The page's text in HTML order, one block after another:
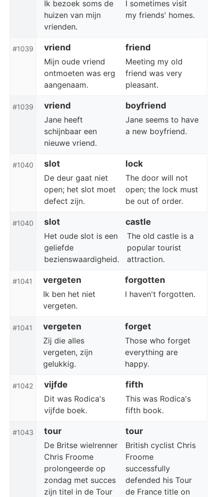
Ik bezoek soms de
huizen van mijn
vrienden.
I sometimes visit
my friends' homes.
#1039 vriend friend
Mijn oude vriend
ontmoeten was erg
aangenaam.
Meeting my old
friend was very
pleasant.
#1039 vriend boyfriend
Jane heeft
schijnbaar een
nieuwe vriend.
Jane seems to have
a new boyfriend.
#1040 slot lock
De deur gaat niet
open; het slot moet
defect zijn.
The door will not
open; the lock must
be out of order.
#1040 slot castle
Het oude slot is een
geliefde
bezienswaardigheid.
The old castle is a
popular tourist
attraction.
#1041 vergeten forgotten
Ik ben het niet
vergeten.
I haven't forgotten.
#1041 vergeten forget
Zij die alles
vergeten, zijn
gelukkig.
Those who forget
everything are
happy.
#1042 vijfde fifth
Dit was Rodica's
vijfde boek.
This was Rodica's
fifth book.
#1043 tour tour
De Britse wielrenner
Chris Froome
prolongeerde op
zondag met succes
zijn titel in de Tour
British cyclist Chris
Froome
successfully
defended his Tour
de France title on